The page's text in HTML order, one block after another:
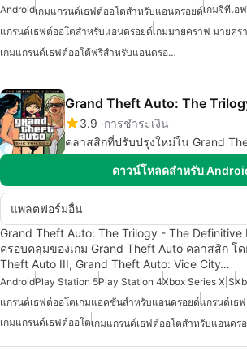
Androidเกมแกรนด์เธฟต์ออโตสำหรับแอนดรอยด์เกมจีทีเอ
แกรนด์เธฟต์ออโตสำหรับแอนดรอยด์เกมมายคราฟ มายค
เกมแกรนด์เธฟต์ออโต้ฟรีสำหรับแอนดรอยด์
3.9 การชำระเงิน
คลาสสิกที่ปรับปรุงใหม่ใน Grand
ดาวน์โหลดสำหรับ
แพลตฟอร์มอื่น
Grand Theft Auto: The Trilogy - The Definitive
ครอบคลุมของเกม Grand Theft Auto คลาสสิก โด
Theft Auto III, Grand Theft Auto: Vice City…
AndroidPlay Station 5Play Station 4Xbox Series X|S
แกรนด์เธฟต์ออโตเกมแอคชั่นสำหรับแอนดรอยด์แกรนด์เธ
เกมแกรนด์เธฟต์ออโตเกมแกรนด์เธฟต์ออโตสำหรับแอนดร